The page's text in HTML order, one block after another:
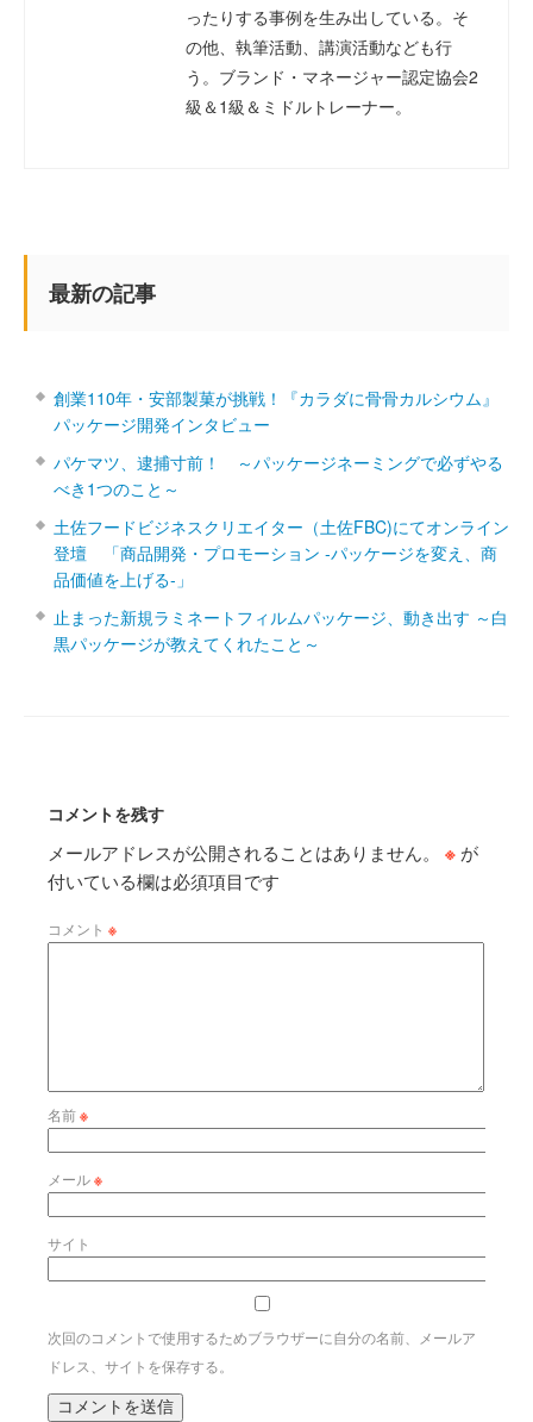
ったりする事例を生み出している。そ
の他、執筆活動、講演活動なども行
う。ブランド・マネージャー認定協会2
級＆1級＆ミドルトレーナー。
最新の記事
創業110年・安部製菓が挑戦！『カラダに骨骨カルシウム』
パッケージ開発インタビュー
パケマツ、逮捕寸前！ ～パッケージネーミングで必ずやる
べき1つのこと～
土佐フードビジネスクリエイター（土佐FBC)にてオンライン
登壇 「商品開発・プロモーション ‐パッケージを変え、商
品価値を上げる‐」
止まった新規ラミネートフィルムパッケージ、動き出す ～白
黒パッケージが教えてくれたこと～
コメントを残す
メールアドレスが公開されることはありません。 ※ が
付いている欄は必須項目です
コメント ※
名前※
メール※
サイト
次回のコメントで使用するためブラウザーに自分の名前、メールア
ドレス、サイトを保存する。